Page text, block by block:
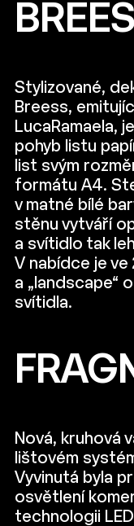
Stylizované,
Breess,
LucaRamaela,
pohyb listu
list svým
formátu A4.
v matné bílé
stěnu vytváří
a svítidlo tak
V nabídce je ve
a „landscape“
svítidla.
Nová, kruhová
lištovém
Vyvinutá byla
osvětlení
technologii